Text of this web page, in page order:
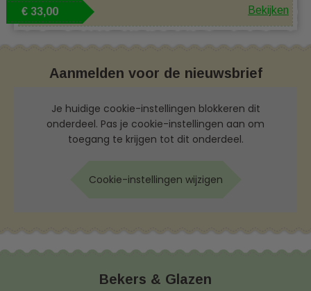
€ 33,00 Bekijken
Aanmelden voor de nieuwsbrief
Je huidige cookie-instellingen blokkeren dit
onderdeel. Pas je cookie-instellingen aan om
toegang te krijgen tot dit onderdeel.
Cookie-instellingen wijzigen
Bekers & Glazen